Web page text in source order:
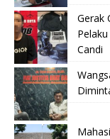
Gerak
Candi